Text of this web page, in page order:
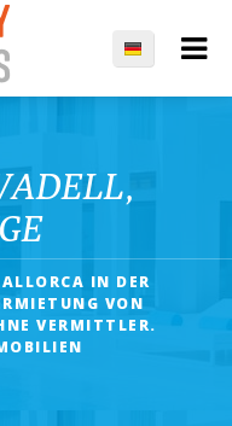
IN DER
VON
VERMITTLER.